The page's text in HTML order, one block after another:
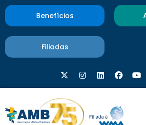
Benefícios
Filiadas